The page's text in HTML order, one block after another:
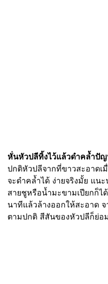
หั่นหัวปลีทิ้งไว้แล้วดำคล้ำปั
ปกติหัวปลีจากที่ขาวสะอาดเ
จะดำคล้ำได้ ง่ายจริงมั้ย แน
สายชูหรือน้ำมะขามเปียกก็ไ
นาทีแล้วล้างออกให้สะอาด
ตามปกติ สีสันของหัวปลีก็ย่อ